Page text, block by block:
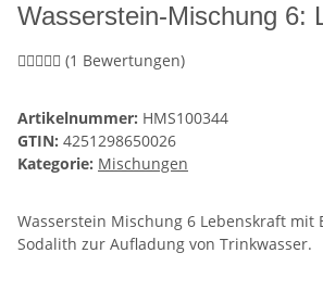
Wasserstein-Mischung 6:
(1 Bewertungen)
Artikelnummer: HMS100344
GTIN: 4251298650026
Kategorie: Mischungen
Wasserstein Mischung 6 Lebenskraft mit
Sodalith zur Aufladung von Trinkwasser.